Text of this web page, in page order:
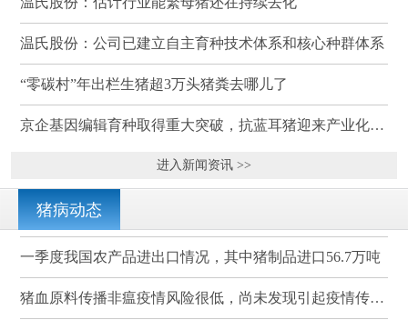
温氏股份：公司已建立自主育种技术体系和核心种群体系
“零碳村”年出栏生猪超3万头猪粪去哪儿了
京企基因编辑育种取得重大突破，抗蓝耳猪迎来产业化临界点
进入新闻资讯 >>
猪病动态
一季度我国农产品进出口情况，其中猪制品进口56.7万吨
猪血原料传播非瘟疫情风险很低，尚未发现引起疫情传播的案例